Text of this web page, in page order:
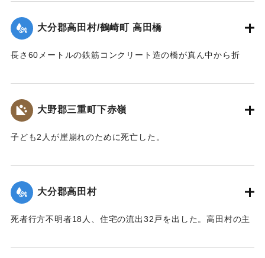
｜固有コード:
大分郡高田村/鶴崎町 高田橋
長さ60メートルの鉄筋コンクリート造の橋が真ん中から折
｜固有コード:
大野郡三重町下赤嶺
子ども2人が崖崩れのために死亡した。
｜固有コード:00481045
大分郡高田村
死者行方不明者18人、住宅の流出32戸を出した。高田村の主
1.5メートル）砂利に埋まり、半数の約100町歩は3〜4寸